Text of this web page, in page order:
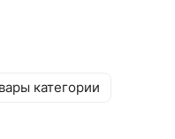
категории